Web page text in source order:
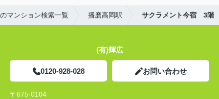
マンション検索一覧 播磨高岡駅 サクラメント今宿 3階
(有)輝広
0120-928-028 お問い合わせ
〒675-0104